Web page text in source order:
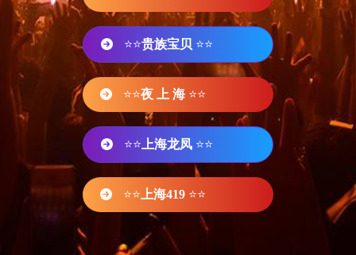
⭐⭐贵族宝贝 ⭐⭐
⭐⭐夜 上 海 ⭐⭐
⭐⭐ 上海龙凤 ⭐⭐
⭐⭐ 上海419 ⭐⭐